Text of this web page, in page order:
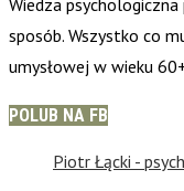
Wiedza
sposób. Wszystko co
umysłowej w wieku
POLUB NA FB
Piotr Łącki -